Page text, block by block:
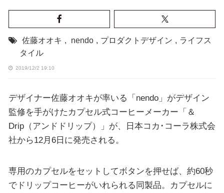
佐藤オオキ , nendo , プロダクトデザイン , ライフス
タイル
2019/12/2 19:10
デザイナー佐藤オオキが率いる「nendo」がデザイン
監修を手がけたカプセル式コーヒーメーカー「＆
Drip（アンドドリップ）」が、日本コカ･コーラ株式会
社から12月6日に発売される。
専用のカプセルをセットしてボタンを押せば、約60秒
でドリップコーヒーがいれられる同製品。カプセルに